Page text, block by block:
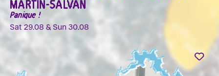
MARTIN-SALVAN
Panique !
Sat 29.08 & Sun 30.08